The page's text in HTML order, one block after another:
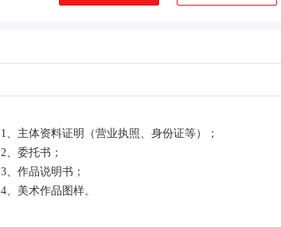
1、主体资料证明（营业执照、身份证等）；
2、委托书；
3、作品说明书；
4、美术作品图样。